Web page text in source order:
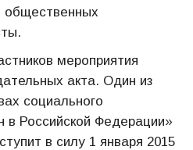
общественных
мероприятия
акта. Один из
социального
в Российской Федерации»
в силу 1 января 2015